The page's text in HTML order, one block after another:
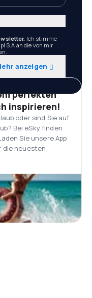
Ich stimme
S.A an die von mir
anzeigen
perfekten
inspirieren!
oder sind Sie auf
Bei eSky finden
Sie unsere App
die neuesten